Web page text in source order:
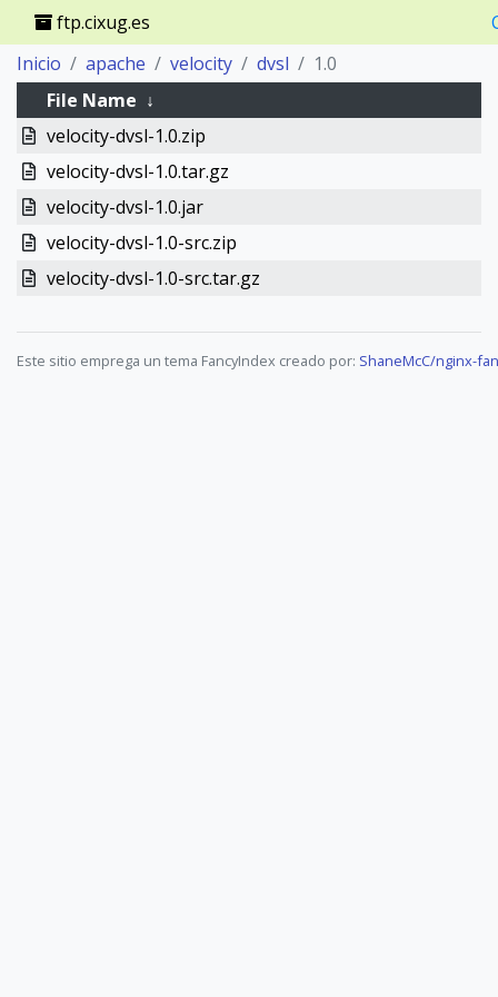
ftp.cixug.es
Inicio
apache velocity dvsl
1.0
File Name ↓
velocity-dvsl-1.0.zip
velocity-dvsl-1.0.tar.gz
velocity-dvsl-1.0.jar
velocity-dvsl-1.0-src.zip
velocity-dvsl-1.0-src.tar.gz
Este sitio emprega un tema FancyIndex creado por: ShaneMcC/nginx-